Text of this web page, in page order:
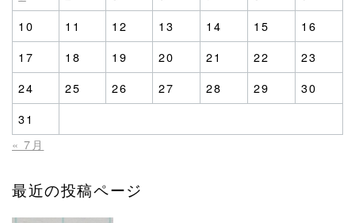
10
11 12 13 14 15
16
17
18 19 20 21 22
23
24
25 26 27 28 29
30
31
« 7月
最近の投稿ページ